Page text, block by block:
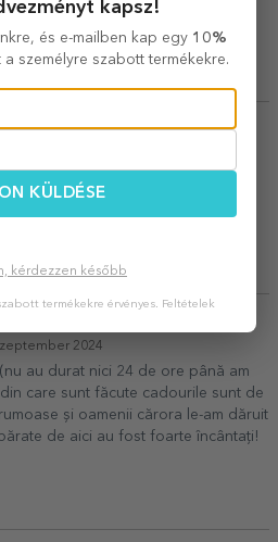
cu poza de prezentare, material
Imaginea și customizatul au
rând s-au mișcat neașteptat de
2024
au durat nici 24 de ore până am
care sunt făcute cadourile sunt de
și oamenii cărora le-am dăruit
de aici au fost foarte încântați!
kapsz!
és e-mailben kap egy 10%
a személyre szabott termékekre.
KÜLDÉSE
kérdezzen később
termékekre érvényes. Feltételek